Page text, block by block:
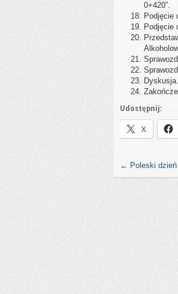
0+420”.
Podjęcie
Podjęcie
Dyskusja.
Udostępnij:
X
← Poleski